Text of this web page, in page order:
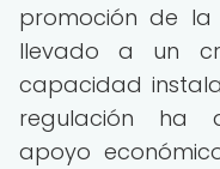
promoción de
llevado a un
capacidad
regulación ha
apoyo